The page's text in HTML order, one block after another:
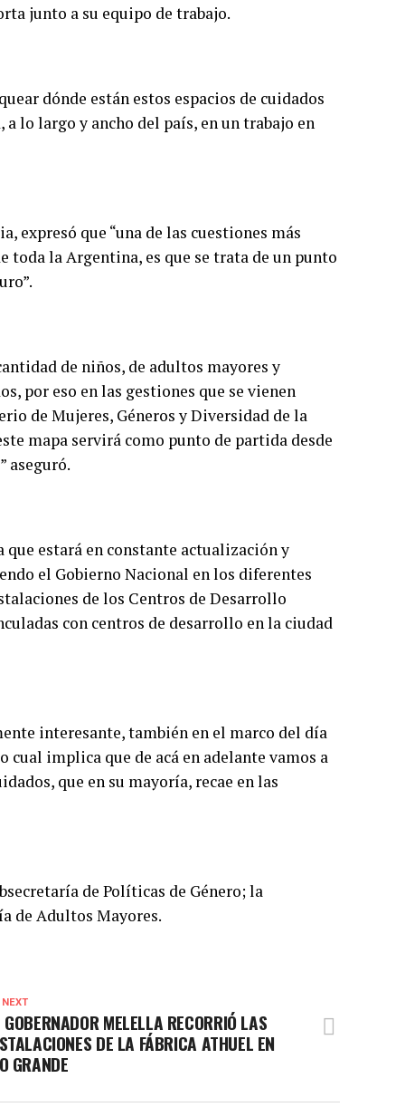
junto a su equipo de trabajo.
dónde están estos espacios de cuidados
lo largo y ancho del país, en un trabajo en
expresó que “una de las cuestiones más
toda la Argentina, es que se trata de un punto
de niños, de adultos mayores y
por eso en las gestiones que se vienen
de Mujeres, Géneros y Diversidad de la
mapa servirá como punto de partida desde
aseguró.
estará en constante actualización y
el Gobierno Nacional en los diferentes
de los Centros de Desarrollo
con centros de desarrollo en la ciudad
interesante, también en el marco del día
implica que de acá en adelante vamos a
que en su mayoría, recae en las
de Políticas de Género; la
de Adultos Mayores.
NEXT
GOBERNADOR MELELLA RECORRIÓ LAS
DE LA FÁBRICA ATHUEL EN
GRANDE